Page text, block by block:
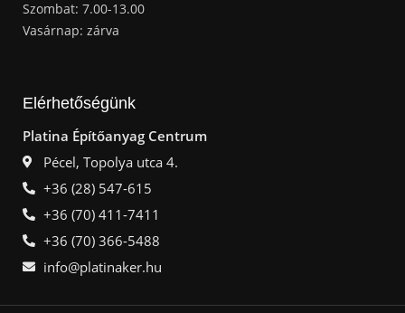
Szombat: 7.00-13.00
Vasárnap: zárva
Elérhetőségünk
Platina Építőanyag Centrum
Pécel, Topolya utca 4.
+36 (28) 547-615
+36 (70) 411-7411
+36 (70) 366-5488
info@platinaker.hu